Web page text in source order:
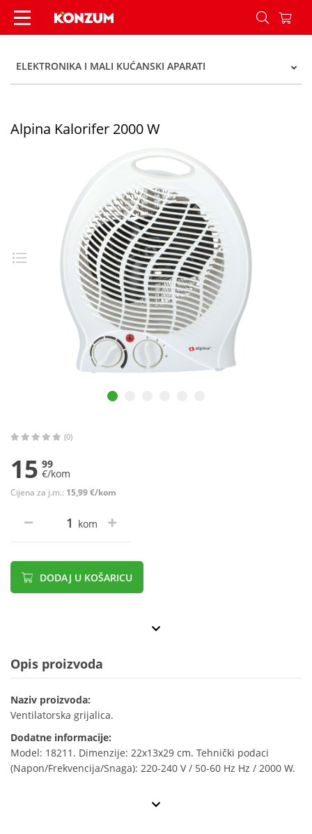
Alpina Kalorifer 2000 W - Konzum
ELEKTRONIKA I MALI KUĆANSKI APARATI
Alpina Kalorifer 2000 W
(0)
15 99
€/kom
Cijena za j.m.: 15,99 €/kom
kom
DODAJ U KOŠARICU
Opis proizvoda
Naziv proizvoda:
Ventilatorska grijalica.
Dodatne informacije:
Model: 18211. Dimenzije: 22x13x29 cm. Tehnički podaci
(Napon/Frekvencija/Snaga): 220-240 V / 50-60 Hz Hz / 2000 W.